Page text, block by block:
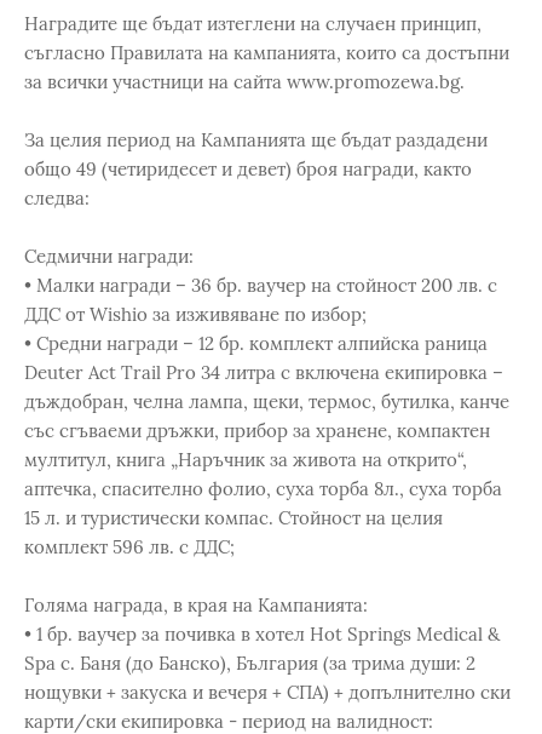
Наградите ще бъдат изтеглени на случаен принцип,
съгласно Правилата на кампанията, които са достъпни
за всички участници на сайта www.promozewa.bg.
За целия период на Кампанията ще бъдат раздадени
общо 49 (четиридесет и девет) броя награди, както
следва:
Седмични награди:
• Малки награди – 36 бр. ваучер на стойност 200 лв. с
ДДС от Wishio за изживяване по избор;
• Средни награди – 12 бр. комплект алпийска раница
Deuter Act Trail Pro 34 литра с включена екипировка –
дъждобран, челна лампа, щеки, термос, бутилка, канче
със сгъваеми дръжки, прибор за хранене, компактен
мултитул, книга „Наръчник за живота на открито“,
аптечка, спасително фолио, суха торба 8л., суха торба
15 л. и туристически компас. Стойност на целия
комплект 596 лв. с ДДС;
Голяма награда, в края на Кампанията:
• 1 бр. ваучер за почивка в хотел Hot Springs Medical &
Spa с. Баня (до Банско), България (за трима души: 2
нощувки + закуска и вечеря + СПА) + допълнително ски
карти/ски екипировка - период на валидност: